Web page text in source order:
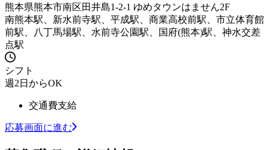
熊本県熊本市南区田井島1-2-1 ゆめタウンはません2F
南熊本駅、新水前寺駅、平成駅、商業高校前駅、市立体育館
前駅、八丁馬場駅、水前寺公園駅、国府(熊本)駅、神水交差
点駅
シフト
週2日からOK
交通費支給
応募画面に進む